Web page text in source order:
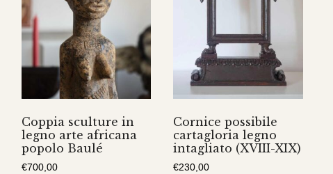
Coppia sculture in
legno arte africana
popolo Baulé
€700,00
Cornice possibile
cartagloria legno
intagliato (XVIII-XIX)
€230,00